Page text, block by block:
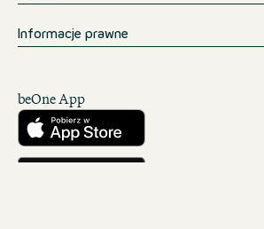
Informacje prawne
beOne App
Pobierz w App Store
Pobierz w Google Play